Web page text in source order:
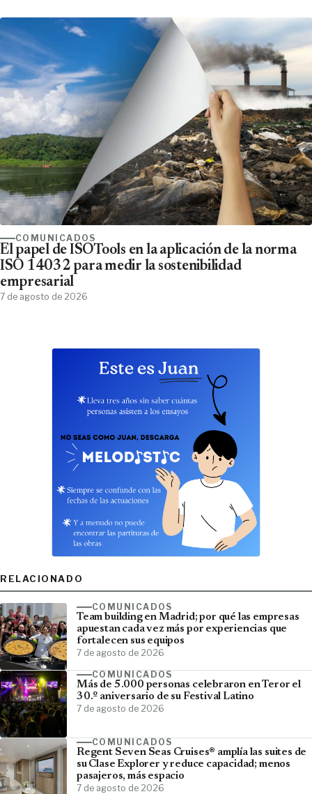
COMUNICADOS
El papel de ISOTools en la aplicación de la norma
ISO 14032 para medir la sostenibilidad
empresarial
7 de agosto de 2026
RELACIONADO
COMUNICADOS
Team building en Madrid; por qué las empresas
apuestan cada vez más por experiencias que
fortalecen sus equipos
7 de agosto de 2026
COMUNICADOS
Más de 5.000 personas celebraron en Teror el
30.º aniversario de su Festival Latino
7 de agosto de 2026
COMUNICADOS
Regent Seven Seas Cruises® amplía las suites de
su Clase Explorer y reduce capacidad; menos
pasajeros, más espacio
7 de agosto de 2026